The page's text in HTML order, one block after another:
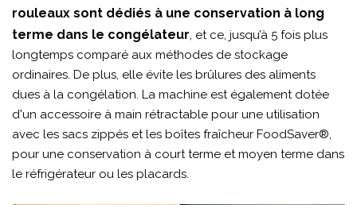
rouleaux sont dédiés à une conservation à long
terme dans le congélateur, et ce, jusqu’à 5 fois plus
longtemps comparé aux méthodes de stockage
ordinaires. De plus, elle évite les brûlures des aliments
dues à la congélation. La machine est également dotée
d'un accessoire à main rétractable pour une utilisation
avec les sacs zippés et les boîtes fraîcheur FoodSaver®,
pour une conservation à court terme et moyen terme dans
le réfrigérateur ou les placards.